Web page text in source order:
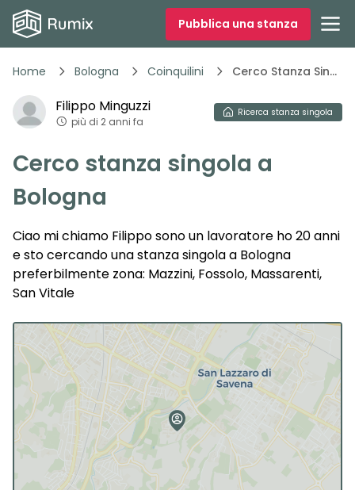
Pubblica una stanza
Home Bologna Coinquilini Cerco Stanza Singola A Bologna Qmelc
Filippo Minguzzi
più di 2 anni fa
Ricerca stanza singola
Cerco stanza singola a
Bologna
Ciao mi chiamo Filippo sono un lavoratore ho 20 anni
e sto cercando una stanza singola a Bologna
preferbilmente zona: Mazzini, Fossolo, Massarenti,
San Vitale